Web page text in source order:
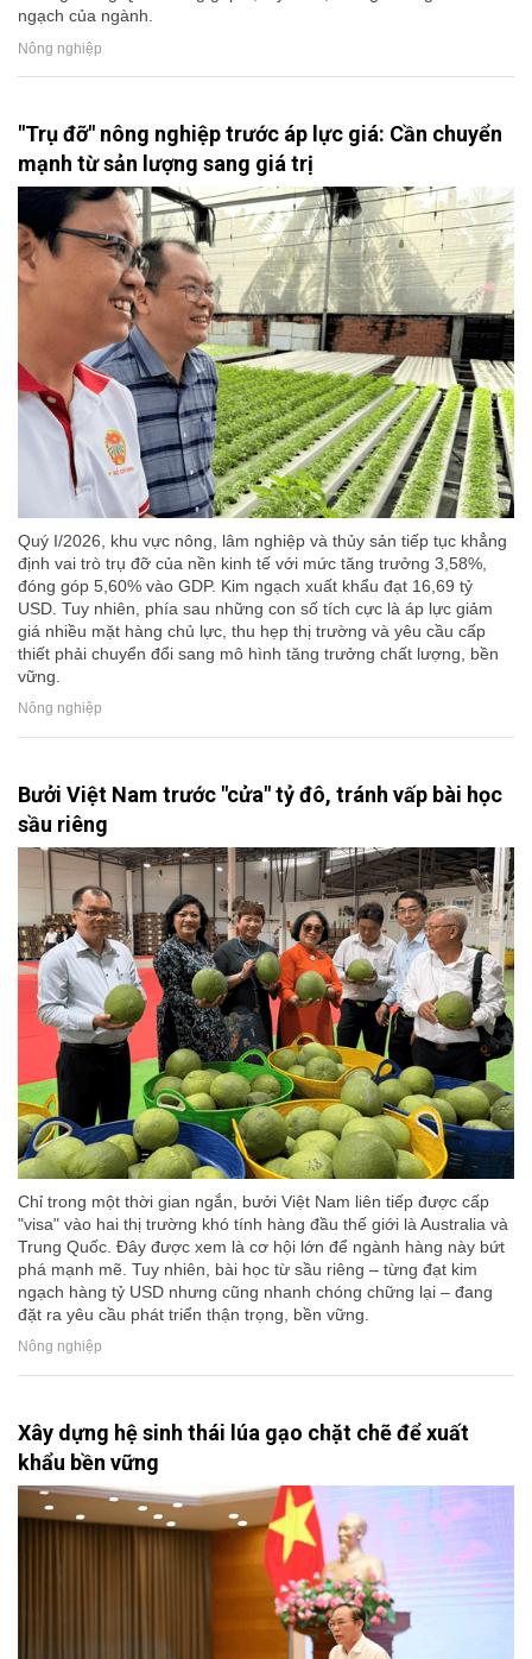
ngạch của ngành.
Nông nghiệp
"Trụ đỡ" nông nghiệp trước áp lực giá: Cần chuyển
mạnh từ sản lượng sang giá trị
Quý I/2026, khu vực nông, lâm nghiệp và thủy sản tiếp tục khẳng
định vai trò trụ đỡ của nền kinh tế với mức tăng trưởng 3,58%,
đóng góp 5,60% vào GDP. Kim ngạch xuất khẩu đạt 16,69 tỷ
USD. Tuy nhiên, phía sau những con số tích cực là áp lực giảm
giá nhiều mặt hàng chủ lực, thu hẹp thị trường và yêu cầu cấp
thiết phải chuyển đổi sang mô hình tăng trưởng chất lượng, bền
vững.
Nông nghiệp
Bưởi Việt Nam trước "cửa" tỷ đô, tránh vấp bài học
sầu riêng
Chỉ trong một thời gian ngắn, bưởi Việt Nam liên tiếp được cấp
"visa" vào hai thị trường khó tính hàng đầu thế giới là Australia và
Trung Quốc. Đây được xem là cơ hội lớn để ngành hàng này bứt
phá mạnh mẽ. Tuy nhiên, bài học từ sầu riêng – từng đạt kim
ngạch hàng tỷ USD nhưng cũng nhanh chóng chững lại – đang
đặt ra yêu cầu phát triển thận trọng, bền vững.
Nông nghiệp
Xây dựng hệ sinh thái lúa gạo chặt chẽ để xuất
khẩu bền vững